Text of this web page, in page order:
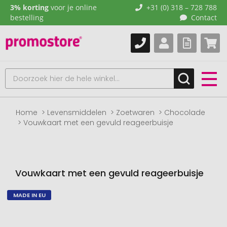
3% korting voor je online
bestelling
+31 (0) 318 – 728 788
Contact
Home Levensmiddelen Zoetwaren
Chocolade
Vouwkaart met een gevuld reageerbuisje
Vouwkaart met een gevuld reageerbuisje
Naar
MADE IN EU